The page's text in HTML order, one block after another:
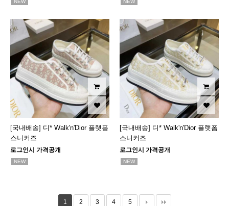
NEW NEW
[국내배송] 디* Walk'n'Dior 플랫폼
스니커즈
로그인시 가격공개
NEW
[국내배송] 디* Walk'n'Dior 플랫폼
스니커즈
로그인시 가격공개
NEW
1 2 3 4 5